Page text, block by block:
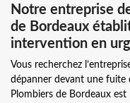
Notre entreprise
de Bordeaux
intervention en
Vous recherchez
dépanner devant une fuite
Plombiers de Bordeaux